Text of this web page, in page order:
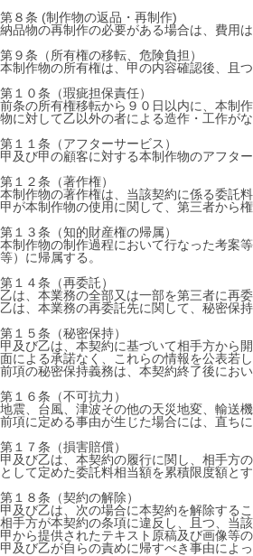
第８条 (制作物の返品・再制作)
納品物の再制作の必要がある場合は、費用
第９条（所有権の移転、危険負担）
本制作物の所有権は、甲の内容確認後、且
第１０条（瑕疵担保責任）
前条の所有権移転から９０日以内に、本制
物に対して乙以外の者による造作・工作が
第１１条（アフターサービス）
甲及び甲の顧客に対する本制作物のアフタ
第１２条（著作権）
本制作物の著作権は、当該契約に係る委託
甲が本制作物の使用に関して、第三者から
第１３条（知的財産権の帰属）
本制作物の制作過程において行なった考案
等）に帰属する。
第１４条（再委託）
乙は、本業務の全部又は一部を第三者に再
乙は、本業務の再委託先に関して、秘密保
第１５条（秘密保持）
甲及び乙は、本契約に基づいて相手方から
面による承諾なく、これらの情報を公表若
前項の秘密保持義務は、本契約終了後におい
第１６条（不可抗力）
地震、台風、津波その他の天災地変、輸送
前項に定める事由が生じた場合には、直ち
第１７条（損害賠償）
甲及び乙は、本契約の履行に関し、相手方
として定めた委託料相当額を累積限度額とす
第１８条（契約の解除）
甲及び乙は、次の場合に本契約を解除する
相手方が本契約の条項に違反し、且つ、当
甲から提供されたテキスト原稿及び画像等
甲及び乙が自らの責めに帰すべき事由によ